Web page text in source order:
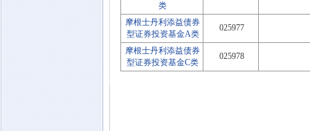
类
摩根士丹利添益债券
型证券投资基金A类
025977
摩根士丹利添益债券
型证券投资基金C类
025978